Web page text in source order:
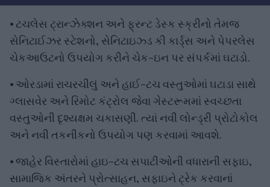
⦁ ટચલેસ ટ્રાન્ઝેક્શન અને ફ્રન્ટ ડેસ્ક સ્ક્રીનો તેમજ
સેનિટાઈઝર સ્ટેશનો, સેનિટાઇઝ્ડ કી કાર્ડ્સ અને પેપરલેસ
ચેકઆઉટનો ઉપયોગ કરીને ચેક-ઇન પર સંપર્કમાં ઘટાડો.
⦁ ઓરડામાં રાચરચીલું અને હાઈ-ટચ વસ્તુઓમાં ઘટાડા સાથે
ગ્લાસવેર અને રિમોટ કંટ્રોલ જેવા ગેસ્ટરૂમમાં સ્વચ્છતા
વસ્તુઓની દૃશ્યક્ષમ ચકાસણી. ત્યાં નવી લોન્ડ્રી પ્રોટોકોલ
અને નવી તકનીકનો ઉપયોગ પણ કરવામાં આવશે.
⦁ જાહેર વિસ્તારોમાં હાઇ-ટચ સપાટીઓની વધારાની સફાઇ,
સામાજિક અંતરને પ્રોત્સાહન, સફાઇને ટ્રેક કરવાનાં